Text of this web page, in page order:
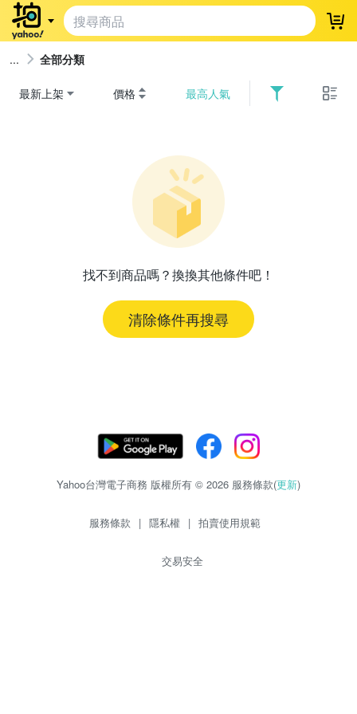
登
全部分類
最新上架 價格 最高人氣
找不到商品嗎？換換其他條件吧！
清除條件再搜尋
Yahoo台灣電子商務 版權所有 © 2026 服務條款(更新)
服務條款 | 隱私權 | 拍賣使用規範
交易安全